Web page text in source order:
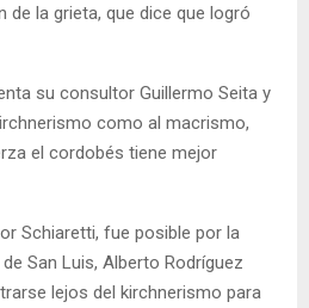
de la grieta, que dice que logró
su consultor Guillermo Seita y
como al macrismo,
el cordobés tiene mejor
Schiaretti, fue posible por la
San Luis, Alberto Rodríguez
lejos del kirchnerismo para